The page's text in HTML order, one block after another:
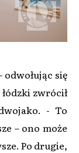
odwołując się
zwrócił
- To
– ono może
Po drugie,